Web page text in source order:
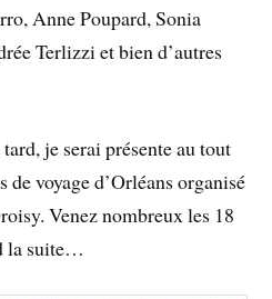
Anne Poupard, Sonia
Terlizzi et bien d’autres
je serai présente au tout
voyage d’Orléans organisé
Venez nombreux les 18
la suite…